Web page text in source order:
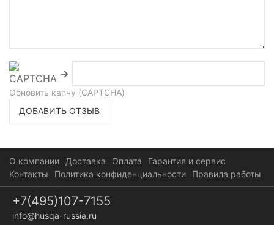
→
Обновить капчу (CAPTCHA)
ДОБАВИТЬ ОТЗЫВ
О компании Доставка Оплата
Гарантия и сервис
Контакты
Политика конфиденциальности Правила работы
+7(495)107-7155
info@husqa-russia.ru